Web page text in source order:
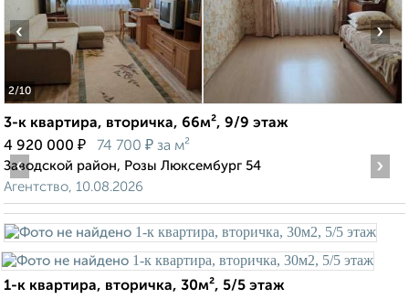
2/10
‹ ›
3-к квартира, вторичка, 66м², 9/9 этаж
4 920 000 ₽ 74 700 ₽ за м²
Заводской район, Розы Люксембург 54
Агентство, 10.08.2026
‹ ›
1-к квартира, вторичка, 30м², 5/5 этаж